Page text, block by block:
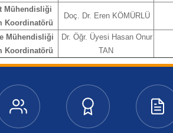
Mühendisliği
Koordinatörü
Doç. Dr. Eren KÖMÜRLÜ
Mühendisliği
Koordinatörü
Dr. Öğr. Üyesi Hasan Onur
TAN